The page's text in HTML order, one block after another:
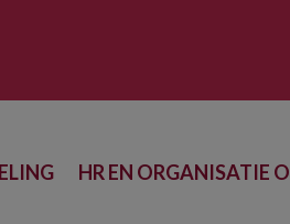
HR EN ORGANISATIE